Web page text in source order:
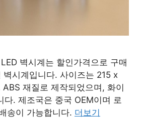
벽시계는 할인가격으로 구매
벽시계입니다. 사이즈는 215 x
재질로 제작되었으며, 화이
다. 제조국은 중국 OEM이며 로
송이 가능합니다. 더보기